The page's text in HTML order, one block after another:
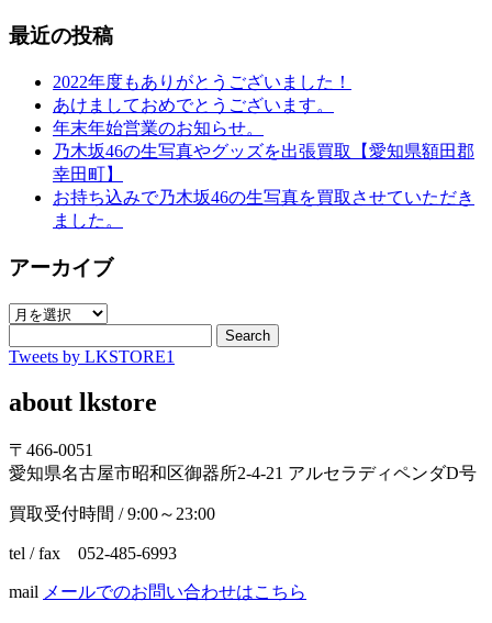
最近の投稿
2022年度もありがとうございました！
あけましておめでとうございます。
年末年始営業のお知らせ。
乃木坂46の生写真やグッズを出張買取【愛知県額田郡
幸田町】
お持ち込みで乃木坂46の生写真を買取させていただき
ました。
アーカイブ
ア
カ
ブ
Search
Tweets by LKSTORE1
about lkstore
〒466-0051
愛知県名古屋市昭和区御器所2-4-21 アルセラディペンダD号
買取受付時間 / 9:00～23:00
tel / fax 052-485-6993
mail メールでのお問い合わせはこちら